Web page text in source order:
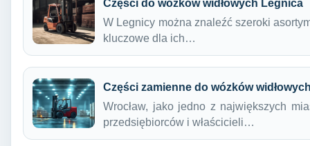
Części do wózków widłowych Legnica
W Legnicy można znaleźć szeroki
kluczowe dla ich…
Części zamienne do wózków
Wrocław, jako jedno z największych
przedsiębiorców i właścicieli…